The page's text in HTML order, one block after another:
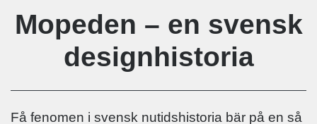
Mopeden – en svensk
designhistoria
Få fenomen i svensk nutidshistoria bär på en så